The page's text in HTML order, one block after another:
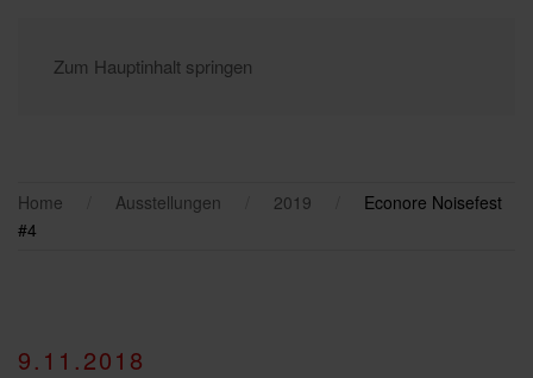
Zum Hauptinhalt springen
Home Ausstellungen 2019
Econore Noisefest
#4
9.11.2018